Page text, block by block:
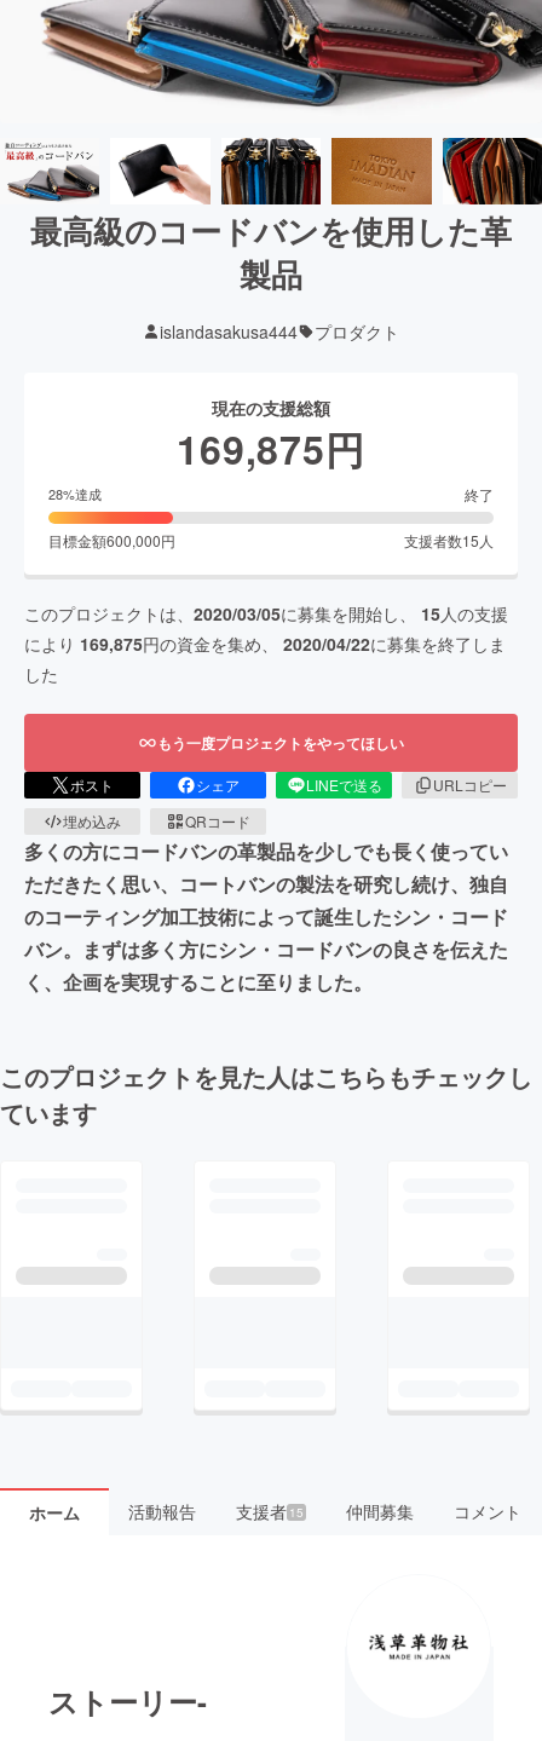
最高級のコードバンを使用した革
製品
islandasakusa444 プロダクト
現在の支援総額
169,875円
28%達成 終了
目標金額600,000円 支援者数15 人
このプロジェクトは、 2020/03/05に募集を開始し、 15人の支援
により 169,875円の資金を集め、 2020/04/22に募集を終了しま
した
もう一度プロジェクトをやってほしい
ポスト シェア LINEで送る
URLコピー
埋め込み
QRコード
多くの方にコードバンの革製品を少しでも長く使ってい
ただきたく思い、コートバンの製法を研究し続け、独自
のコーティング加工技術によって誕生したシン・コード
バン。まずは多く方にシン・コードバンの良さを伝えた
く、企画を実現することに至りました。
このプロジェクトを見た人はこちらもチェックし
ています
ホーム 活動報告 支援者 15 仲間募集 コメント
ストーリー-